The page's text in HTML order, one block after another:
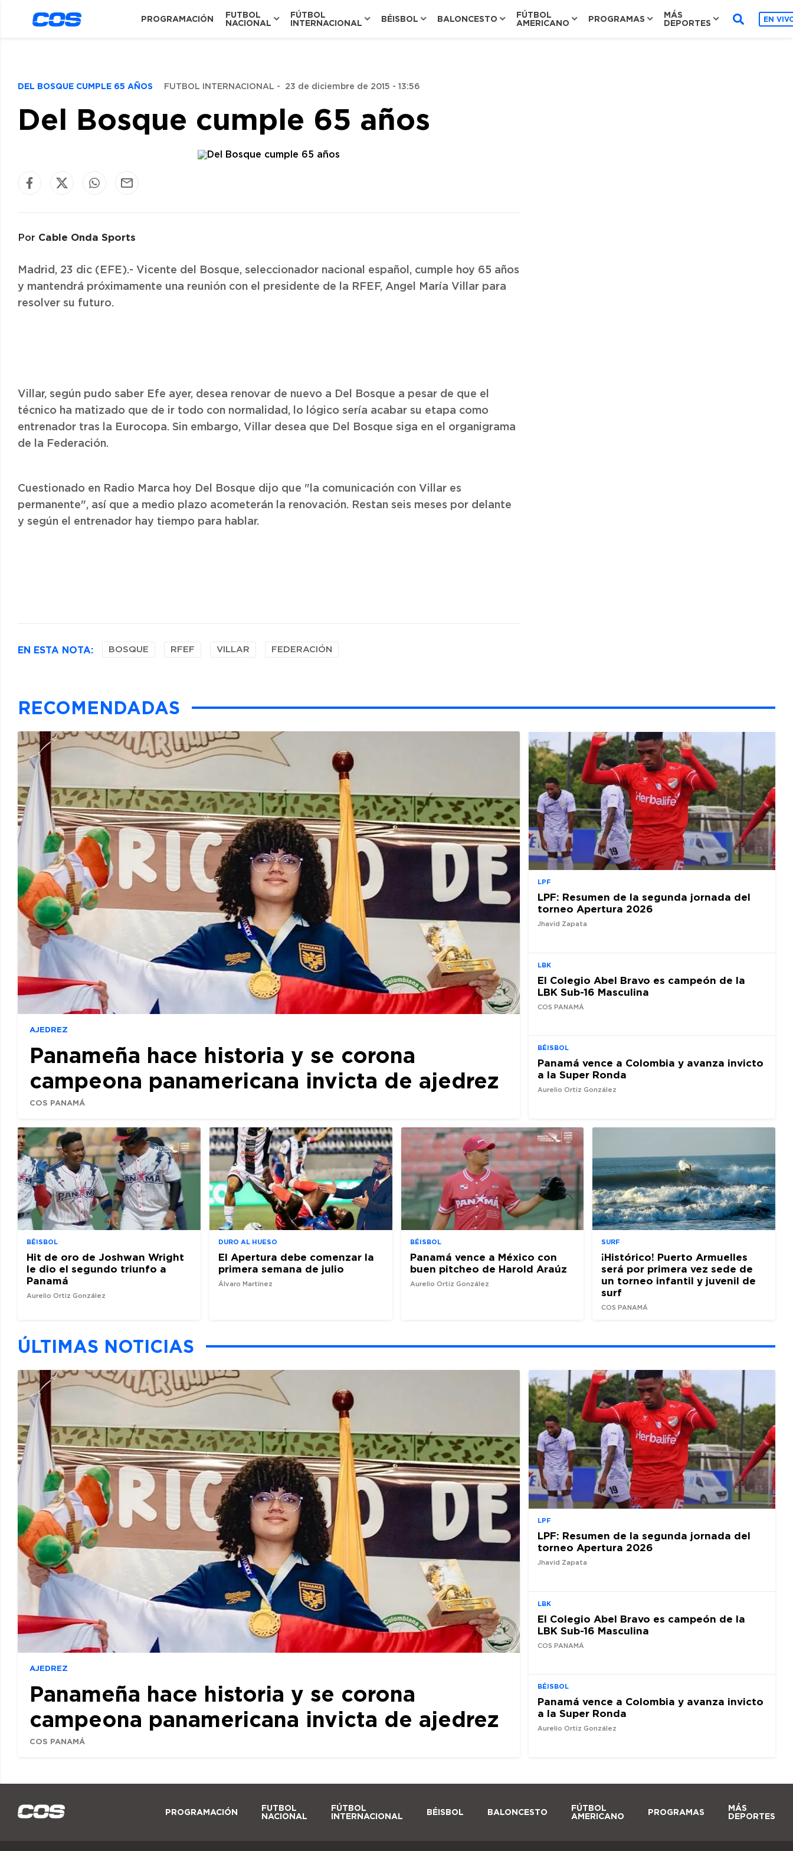
PROGRAMACIÓN
FUTBOL
NACIONAL
FÚTBOL
INTERNACIONAL
BÉISBOL BALONCESTO
FÚTBOL
AMERICANO
PROGRAMAS
MÁS
DEPORTES
EN
DEL BOSQUE CUMPLE 65 AÑOS FUTBOL INTERNACIONAL - 23 de diciembre de 2015 - 13:56
Del Bosque cumple 65 años
Por Cable Onda Sports
Madrid, 23 dic (EFE).- Vicente del Bosque, seleccionador nacional español, cumple hoy 65 años
y mantendrá próximamente una reunión con el presidente de la RFEF, Angel María Villar para
resolver su futuro.
Villar, según pudo saber Efe ayer, desea renovar de nuevo a Del Bosque a pesar de que el
técnico ha matizado que de ir todo con normalidad, lo lógico sería acabar su etapa como
entrenador tras la Eurocopa. Sin embargo, Villar desea que Del Bosque siga en el organigrama
de la Federación.
Cuestionado en Radio Marca hoy Del Bosque dijo que "la comunicación con Villar es
permanente", así que a medio plazo acometerán la renovación. Restan seis meses por delante
y según el entrenador hay tiempo para hablar.
EN ESTA NOTA: BOSQUE RFEF VILLAR FEDERACIÓN
RECOMENDADAS
AJEDREZ
Panameña hace historia y se corona
campeona panamericana invicta de ajedrez
COS PANAMÁ
LPF
LPF: Resumen de la segunda jornada del
torneo Apertura 2026
Jhavid Zapata
LBK
El Colegio Abel Bravo es campeón de la
LBK Sub-16 Masculina
COS PANAMÁ
BÉISBOL
Panamá vence a Colombia y avanza invicto
a la Super Ronda
Aurelio Ortiz González
BÉISBOL
Hit de oro de Joshwan Wright
le dio el segundo triunfo a
Panamá
Aurelio Ortiz González
DURO AL HUESO
El Apertura debe comenzar la
primera semana de julio
Álvaro Martínez
BÉISBOL
Panamá vence a México con
buen pitcheo de Harold Araúz
Aurelio Ortiz González
SURF
¡Histórico! Puerto Armuelles
será por primera vez sede de
un torneo infantil y juvenil de
surf
COS PANAMÁ
ÚLTIMAS NOTICIAS
AJEDREZ
Panameña hace historia y se corona
campeona panamericana invicta de ajedrez
COS PANAMÁ
LPF
LPF: Resumen de la segunda jornada del
torneo Apertura 2026
Jhavid Zapata
LBK
El Colegio Abel Bravo es campeón de la
LBK Sub-16 Masculina
COS PANAMÁ
BÉISBOL
Panamá vence a Colombia y avanza invicto
a la Super Ronda
Aurelio Ortiz González
PROGRAMACIÓN
FUTBOL
NACIONAL
FÚTBOL
INTERNACIONAL
BÉISBOL BALONCESTO
FÚTBOL
AMERICANO
PROGRAMAS
MÁS
DEPORTES